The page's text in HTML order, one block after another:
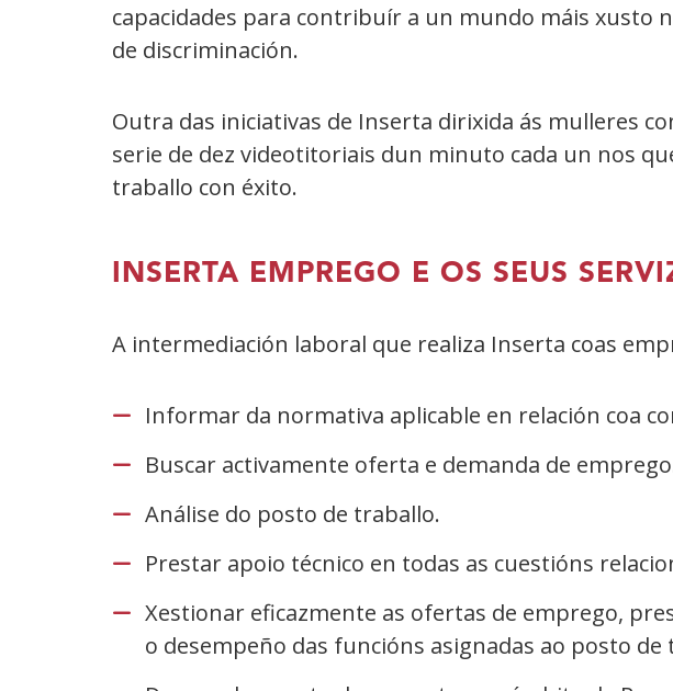
capacidades para contribuír a un mundo máis xusto
de discriminación.
Outra das iniciativas de Inserta dirixida ás mulleres
serie de dez videotitoriais dun minuto cada un nos
traballo con éxito.
INSERTA EMPREGO E OS SEUS
A intermediación laboral que realiza Inserta coas
Informar da normativa aplicable en relación coa
Buscar activamente oferta e demanda de
Análise do posto de traballo.
Prestar apoio técnico en todas as cuestións
Xestionar eficazmente as ofertas de emprego,
o desempeño das funcións asignadas ao posto de